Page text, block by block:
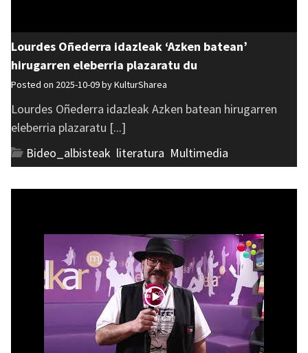
Lourdes Oñederra idazleak ‘Azken batean’
hirugarren eleberria plazaratu du
Posted on 2025-10-09 byKulturSharea
Lourdes Oñederra idazleak Azken batean hirugarren
eleberria plazaratu [...]
Bideo_albisteak literatura Multimedia